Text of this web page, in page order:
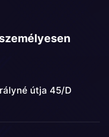
útja 45/D